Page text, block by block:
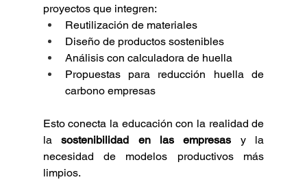
proyectos que integren:
Reutilización de materiales
Diseño de productos sostenibles
Análisis con calculadora de huella
Propuestas para reducción huella de
carbono empresas
Esto conecta la educación con la realidad de
la sostenibilidad en las empresas y la
necesidad de modelos productivos más
limpios.